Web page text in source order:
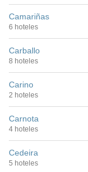
Camariñas
6 hoteles
Carballo
8 hoteles
Carino
2 hoteles
Carnota
4 hoteles
Cedeira
5 hoteles